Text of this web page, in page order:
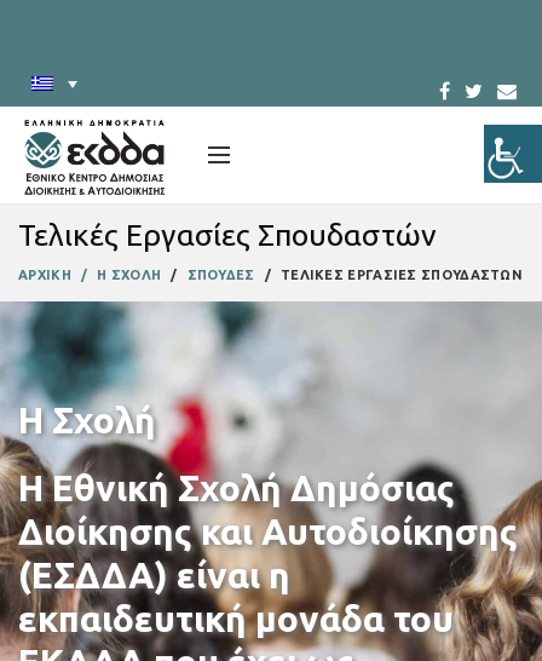
Τελικές Εργασίες Σπουδαστών
ΑΡΧΙΚΗ Η ΣΧΟΛΗ ΣΠΟΥΔΕΣ ΤΕΛΙΚΕΣ ΕΡΓΑΣΙΕΣ ΣΠΟΥΔΑΣΤΩΝ
Η Σχολή
Η Εθνική Σχολή Δημόσιας
Διοίκησης και Αυτοδιοίκησης
(ΕΣΔΔΑ) είναι η
εκπαιδευτική μονάδα του